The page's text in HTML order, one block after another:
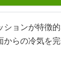
ションが特徴
からの冷気を